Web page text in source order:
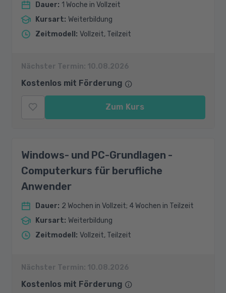
Dauer: 1 Woche in Vollzeit
Kursart: Weiterbildung
Zeitmodell : Vollzeit, Teilzeit
Nächster Termin: 10.08.2026
Kostenlos mit Förderung
Zum Kurs
Windows- und PC-Grundlagen -
Computerkurs für berufliche
Anwender
Dauer: 2 Wochen in Vollzeit; 4 Wochen in Teilzeit
Kursart: Weiterbildung
Zeitmodell : Vollzeit, Teilzeit
Nächster Termin: 10.08.2026
Kostenlos mit Förderung